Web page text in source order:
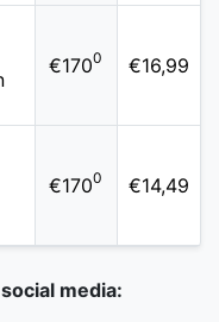
€1700 €16,99
€1700 €14,49
media: